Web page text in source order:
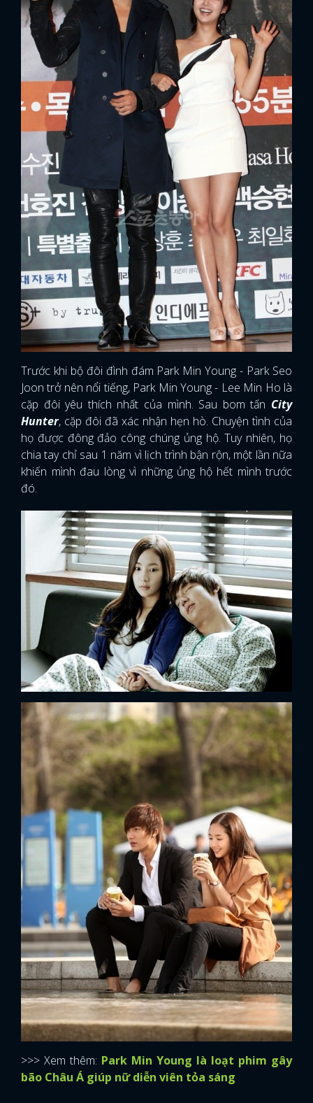
Trước khi bộ đôi đình đám Park Min Young - Park Seo
Joon trở nên nổi tiếng, Park Min Young - Lee Min Ho là
cặp đôi yêu thích nhất của mình. Sau bom tấn City
Hunter, cặp đôi đã xác nhận hẹn hò. Chuyện tình của
họ được đông đảo công chúng ủng hộ. Tuy nhiên, họ
chia tay chỉ sau 1 năm vì lịch trình bận rộn, một lần nữa
khiến mình đau lòng vì những ủng hộ hết mình trước
đó.
>>> Xem thêm: Park Min Young là loạt phim gây
bão Châu Á giúp nữ diễn viên tỏa sáng